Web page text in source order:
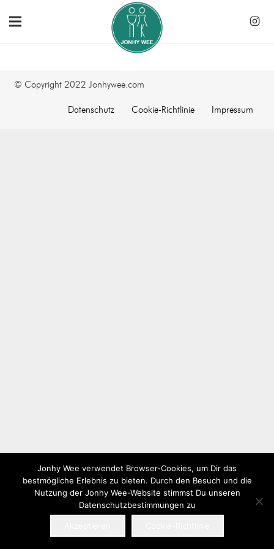
© Copyright 2022 Jonhywee.com
Datenschutz Cookie-Richtlinie Impressum
Jonhy Wee verwendet Browser-Cookies, um Dir das
bestmögliche Erlebnis zu bieten. Durch den Besuch und die
Nutzung der Jonhy Wee-Website stimmst Du unseren
Datenschutzbestimmungen zu